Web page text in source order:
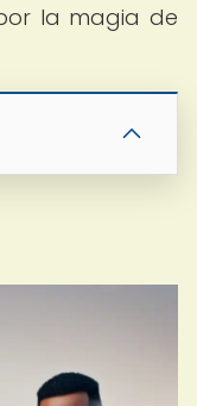
la magia de